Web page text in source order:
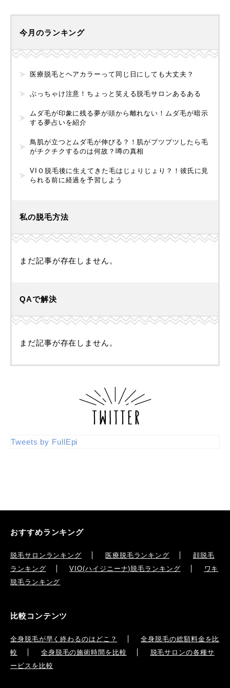
今月のランキング
医療脱毛とヘアカラーって同じ日にしても大丈夫？
ぶっちゃけ注意！ちょっと笑える脱毛サロンあるある
ムダ毛が印象に残る夢が頭から離れない！ムダ毛が暗示
する夢占いを紹介
鳥肌が立つとムダ毛が伸びる？！肌がプツプツしたら毛
がチクチクするのは何故？噂の真相
VIＯ脱毛後に生えてきた毛はじょりじょり？！彼氏に見
られる前に経過を予習しよう
私の脱毛方法
まだ記事が存在しません。
QAで解決
まだ記事が存在しません。
Tweets by FullEpi
おすすめランキング
脱毛サロンランキング 医療脱毛ランキング
顔脱毛
ランキング
VIO(ハイジニーナ)脱毛ランキング
ワキ
脱毛ランキング
比較コンテンツ
全身脱毛が早く終わるのはどこ？
全身脱毛の総額料金を比
較
全身脱毛の施術時間を比較
脱毛サロンの各種サ
ービスを比較